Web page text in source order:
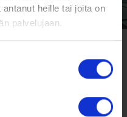
heille tai joita on
palvelujaan.